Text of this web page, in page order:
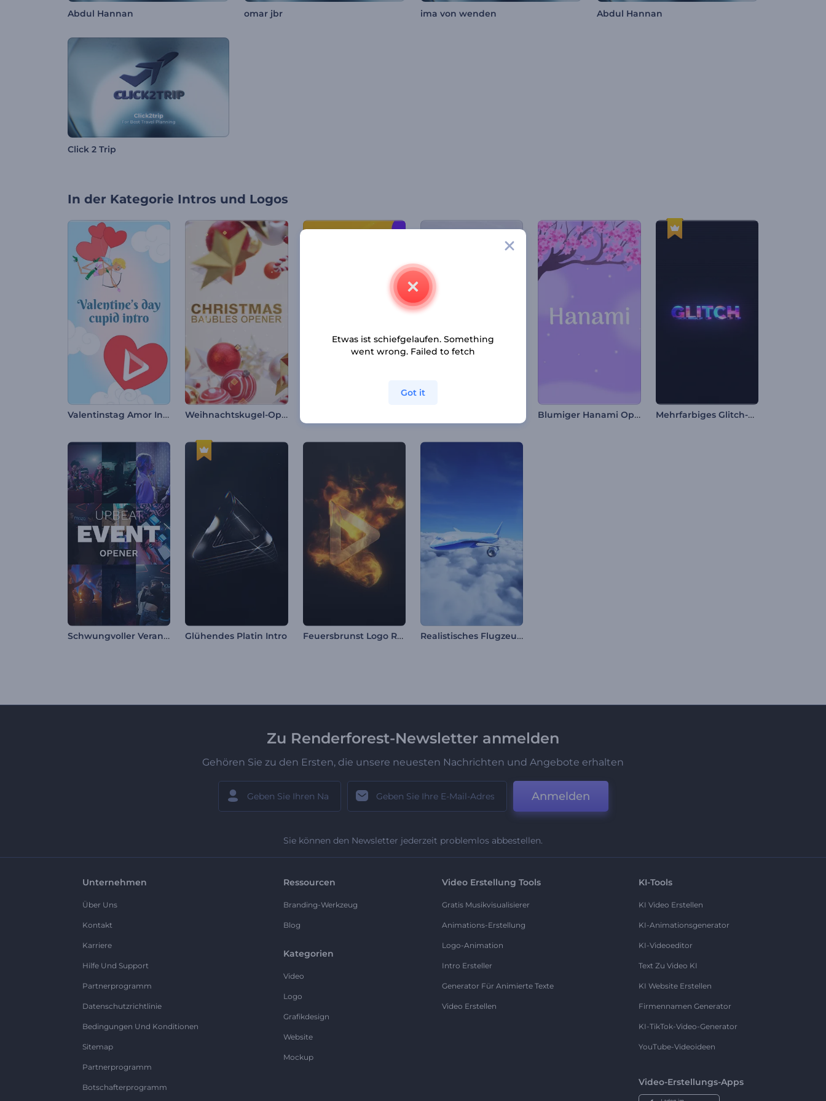
Abdul Hannan omar jbr ima von wenden Abdul Hannan
Click 2 Trip
In der Kategorie Intros und Logos
Valentinstag Amor Intro Weihnachtskugel-Opener Blumiger Hanami Opener Mehrfarbiges Glitch-Logo
Schwungvoller Veranstaltungsauftakt Glühendes Platin Intro Feuersbrunst Logo Reveal Realistisches Flugzeug-Logo-Reveal
Zu Renderforest-Newsletter anmelden
Gehören Sie zu den Ersten, die unsere neuesten Nachrichten und Angebote erhalten
Anmelden
Sie können den Newsletter jederzeit problemlos abbestellen.
Unternehmen
Über Uns
Kontakt
Karriere
Hilfe Und Support
Partnerprogramm
Datenschutzrichtlinie
Bedingungen Und Konditionen
Sitemap
Partnerprogramm
Botschafterprogramm
Ressourcen
Branding-Werkzeug
Blog
Kategorien
Video
Logo
Grafikdesign
Website
Mockup
Video Erstellung Tools
Gratis Musikvisualisierer
Animations-Erstellung
Logo-Animation
Intro Ersteller
Generator Für Animierte Texte
Video Erstellen
KI-Tools
KI Video Erstellen
KI-Animationsgenerator
KI-Videoeditor
Text Zu Video KI
KI Website Erstellen
Firmennamen Generator
KI-TikTok-Video-Generator
YouTube-Videoideen
Video-Erstellungs-Apps
Etwas ist schiefgelaufen. Something
went wrong. Failed to fetch
Got it